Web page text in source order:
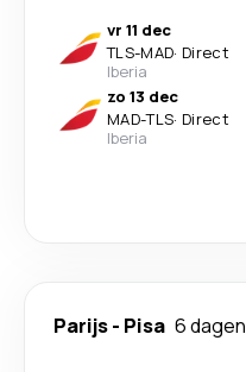
vr 11 dec
TLS-MAD· Direct
Iberia
zo 13 dec
MAD-TLS· Direct
Iberia
Parijs- Pisa 6 dagen